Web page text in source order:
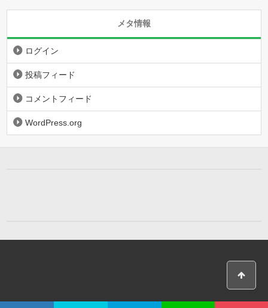
メタ情報
ログイン
投稿フィード
コメントフィード
WordPress.org